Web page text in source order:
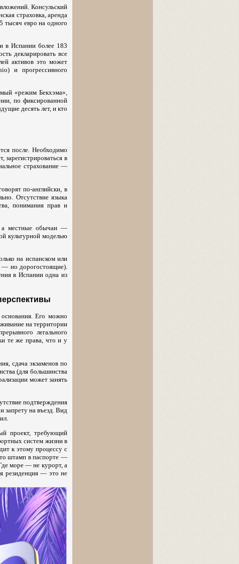
Консульский
страховка, аренда
тысяч евро на одного
в Испании более 183
декларировать все
активов это может
и прогрессивного
«режим Бекхэма»,
по фиксированной
десять лет, и кто
после. Необходимо
в
страхование —
по-английски, в
Отсутствие языка
понимания прав и
а местные обычаи —
культурной моделью
на испанском или
— но дорогостоящие).
в Испании одна из
Его можно
на территории
легального
те же права, что и у
сдача экзаменов по
(для большинства
может занять
подтверждения
запрету на въезд. Вид
проект, требующий
систем жизни в
к этому процессу с
штамп в паспорте —
море — не курорт, а
резиденция — это не